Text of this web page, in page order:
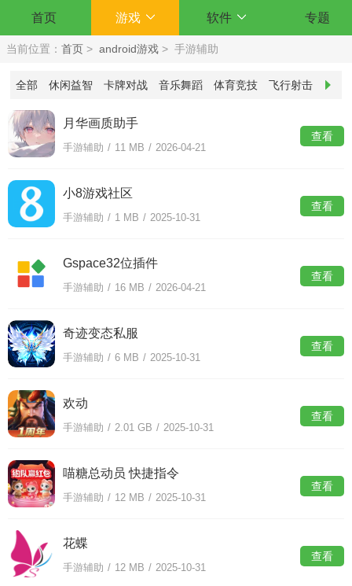
首页 游戏 软件 专题
当前位置： 首页 > android游戏 > 手游辅助
全部 休闲益智 卡牌对战 音乐舞蹈 体育竞技 飞行射击 策略
月华画质助手
手游辅助 / 11 MB / 2026-04-21
查看
小8游戏社区
手游辅助 / 1 MB / 2025-10-31
查看
Gspace32位插件
手游辅助 / 16 MB / 2026-04-21
查看
奇迹变态私服
手游辅助 / 6 MB / 2025-10-31
查看
欢动
手游辅助 / 2.01 GB / 2025-10-31
查看
喵糖总动员 快捷指令
手游辅助 / 12 MB / 2025-10-31
查看
花蝶
手游辅助 / 12 MB / 2025-10-31
查看